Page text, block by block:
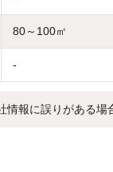
80～100㎡
-
情報に誤りがある場